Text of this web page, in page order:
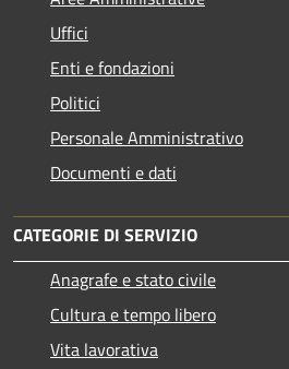
Uffici
Enti e fondazioni
Politici
Personale Amministrativo
Documenti e dati
CATEGORIE DI SERVIZIO
Anagrafe e stato civile
Cultura e tempo libero
Vita lavorativa